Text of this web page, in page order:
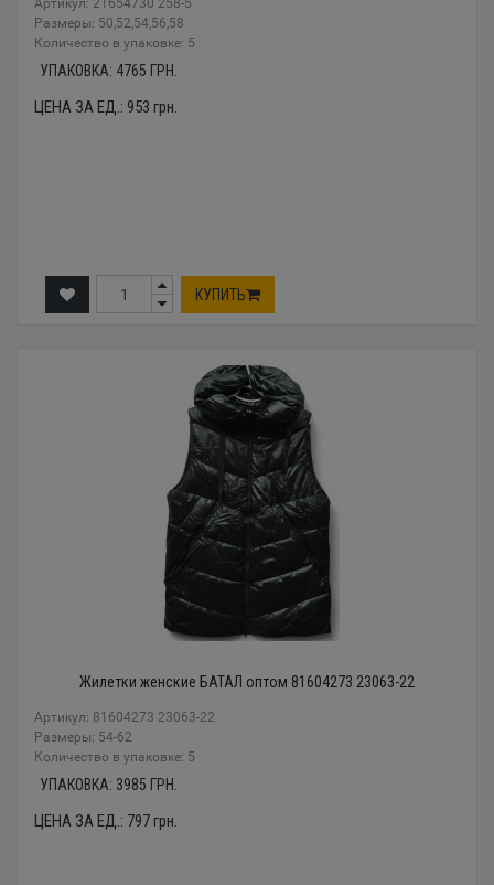
Артикул: 21654730 258-5
Размеры: 50,52,54,56,58
Количество в упаковке: 5
УПАКОВКА: 4765 ГРН.
ЦЕНА ЗА ЕД.: 953 грн.
КУПИТЬ
Жилетки женские БАТАЛ оптом 81604273 23063-22
Артикул: 81604273 23063-22
Размеры: 54-62
Количество в упаковке: 5
УПАКОВКА: 3985 ГРН.
ЦЕНА ЗА ЕД.: 797грн.